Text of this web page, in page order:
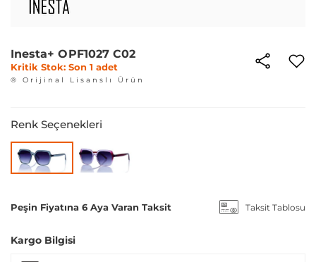
Inesta+ OPF1027 C02
Kritik Stok: Son 1 adet
® Orijinal Lisanslı Ürün
Renk Seçenekleri
Peşin Fiyatına 6 Aya Varan Taksit Taksit Tablosu
Kargo Bilgisi